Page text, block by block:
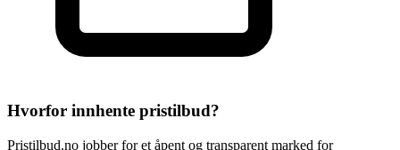
Hvorfor innhente pristilbud?
Pristilbud.no jobber for et åpent og transparent marked for